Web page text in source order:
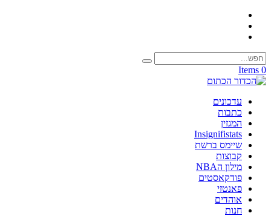
0 Items
עדכונים
כתבות
המגזין
Insignifistats
שיימס ברשת
קבוצות
מילון הNBA
פודקאסטים
פאנטזי
אוהדים
חנות